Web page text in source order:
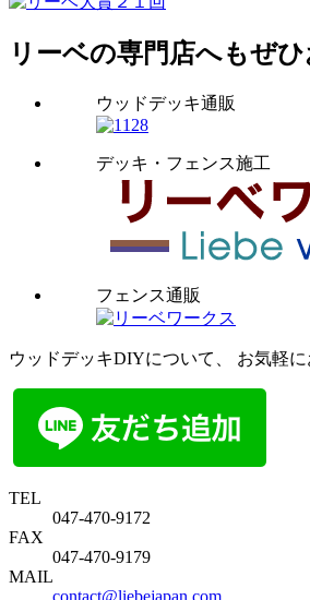
リーベの専門店へもぜ
ウッドデッキ通販
デッキ・フェンス施工
フェンス通販
ウッドデッキDIYについて、 お気軽に
TEL
047-470-9172
FAX
047-470-9179
MAIL
contact@liebejapan.com